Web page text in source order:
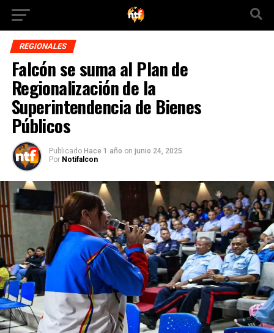
REGIONALES
Falcón se suma al Plan de
Regionalización de la
Superintendencia de Bienes
Públicos
Publicado Hace 1 año on junio 24, 2025
Por Notifalcon